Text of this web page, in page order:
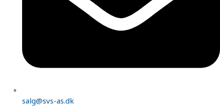
salg@svs-as.dk